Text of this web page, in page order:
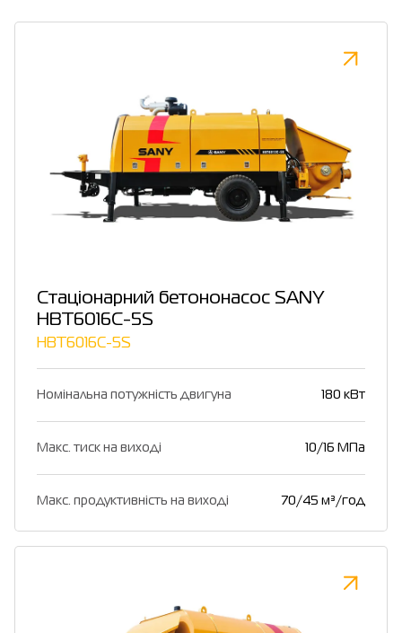
Стаціонарний бетононасос SANY
HBT6016C-5S
HBT6016C-5S
Номінальна потужність двигуна 180 кВт
Макс. тиск на виході 10/16 МПа
Макс. продуктивність на виході 70/45 м³/год